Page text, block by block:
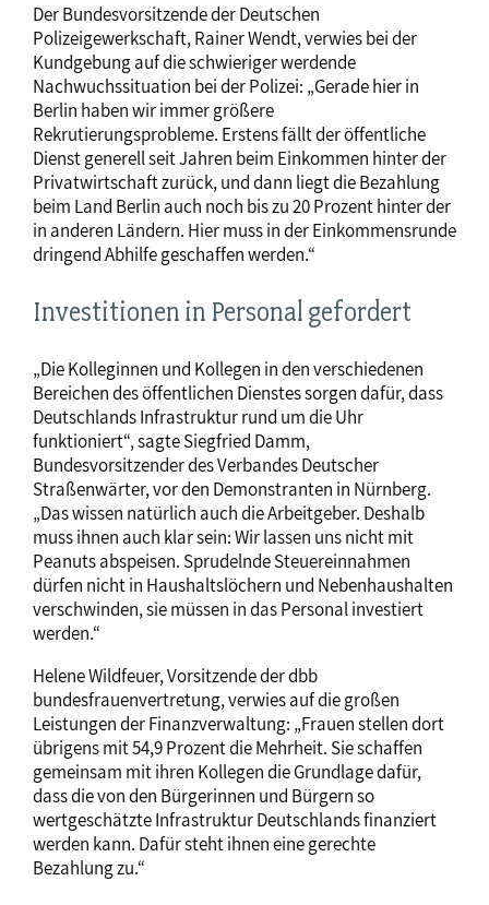
Der Bundesvorsitzende der Deutschen
Polizeigewerkschaft, Rainer Wendt, verwies bei der
Kundgebung auf die schwieriger werdende
Nachwuchssituation bei der Polizei: „Gerade hier in
Berlin haben wir immer größere
Rekrutierungsprobleme. Erstens fällt der öffentliche
Dienst generell seit Jahren beim Einkommen hinter der
Privatwirtschaft zurück, und dann liegt die Bezahlung
beim Land Berlin auch noch bis zu 20 Prozent hinter der
in anderen Ländern. Hier muss in der Einkommensrunde
dringend Abhilfe geschaffen werden.“
Investitionen in Personal gefordert
„Die Kolleginnen und Kollegen in den verschiedenen
Bereichen des öffentlichen Dienstes sorgen dafür, dass
Deutschlands Infrastruktur rund um die Uhr
funktioniert“, sagte Siegfried Damm,
Bundesvorsitzender des Verbandes Deutscher
Straßenwärter, vor den Demonstranten in Nürnberg.
„Das wissen natürlich auch die Arbeitgeber. Deshalb
muss ihnen auch klar sein: Wir lassen uns nicht mit
Peanuts abspeisen. Sprudelnde Steuereinnahmen
dürfen nicht in Haushaltslöchern und Nebenhaushalten
verschwinden, sie müssen in das Personal investiert
werden.“
Helene Wildfeuer, Vorsitzende der dbb
bundesfrauenvertretung, verwies auf die großen
Leistungen der Finanzverwaltung: „Frauen stellen dort
übrigens mit 54,9 Prozent die Mehrheit. Sie schaffen
gemeinsam mit ihren Kollegen die Grundlage dafür,
dass die von den Bürgerinnen und Bürgern so
wertgeschätzte Infrastruktur Deutschlands finanziert
werden kann. Dafür steht ihnen eine gerechte
Bezahlung zu.“